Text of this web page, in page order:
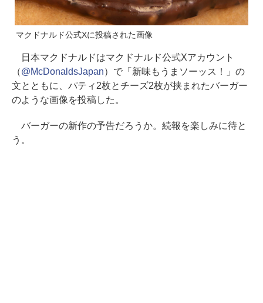
マクドナルド公式Xに投稿された画像
日本マクドナルドはマクドナルド公式Xアカウント
（@McDonaldsJapan）で「新味もうまソーッス！」の
文とともに、パティ2枚とチーズ2枚が挟まれたバーガー
のような画像を投稿した。
バーガーの新作の予告だろうか。続報を楽しみに待と
う。